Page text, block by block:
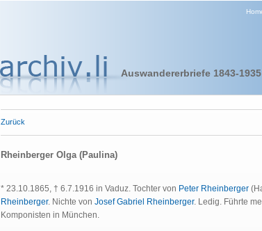
Auswandererbriefe 1843-1935
Zurück
Rheinberger Olga (Paulina)
* 23.10.1865, † 6.7.1916 in Vaduz. Tochter von Peter Rheinberger
Rheinberger. Nichte von Josef Gabriel Rheinberger. Ledig. Führte
Komponisten in München.